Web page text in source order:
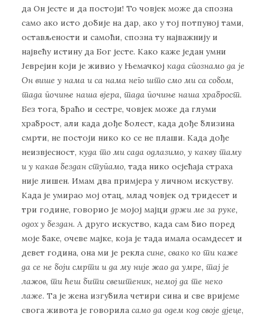
да Он јесте и да постоји! То човјек може да спозна
само ако исто добије на дар, ако у тој потпуној тами,
остављености и самоћи, спозна ту најважнију и
највећу истину да Бог јесте. Како каже један умни
Јеврејин који је живио у Њемачкој када спознамо да је
Он више у нама и са нама него што смо ми са собом,
тада почиње наша вјера, тада почиње наша храброст.
Без тога, браћо и сестре, човјек може да глуми
храброст, али када дође болест, када дође близина
смрти, не постоји нико ко се не плаши. Када дође
неизвјесност, куда то ми сада одлазимо, у какву таму
и у какав бездан ступамо, тада нико осјећаја страха
није лишен. Имам два примјера у личном искуству.
Када је умирао мој отац, млад човјек од тридесет и
три године, говорио је мојој мајци држи ме за руке,
одох у бездан. А друго искуство, када сам био поред
моје баке, очеве мајке, која је тада имала осамдесет и
девет година, она ми је рекла сине, свако ко ти каже
да се не боји смрти и да му није жао да умре, тај је
лажов, ти ћеш бити свештеник, немој да те неко
лаже. Та је жена изгубила четири сина и све вријеме
свога живота је говорила само да одем код своје дјеце,